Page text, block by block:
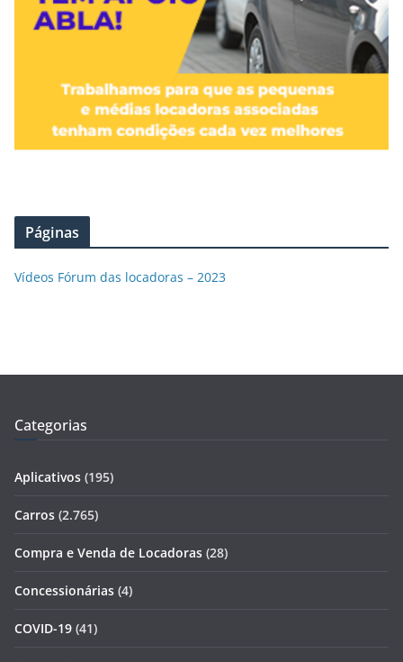
Páginas
Vídeos Fórum das locadoras – 2023
Categorias
Aplicativos (195)
Carros (2.765)
Compra e Venda de Locadoras (28)
Concessionárias (4)
COVID-19 (41)